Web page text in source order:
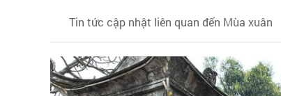
Tin tức cập nhật liên quan đến Mùa xuân